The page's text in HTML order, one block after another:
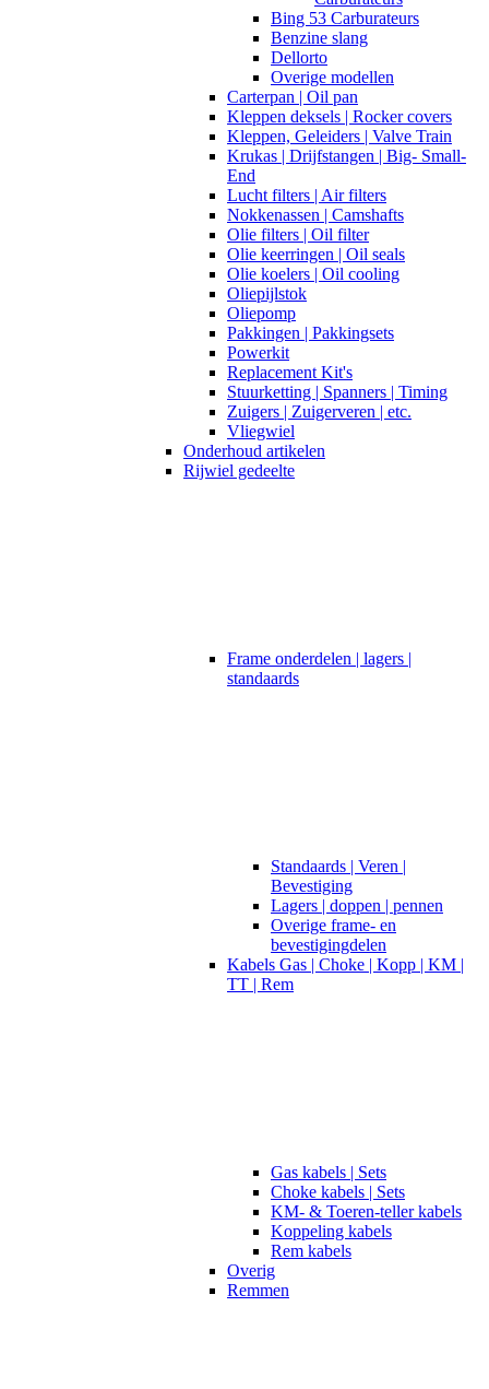
Bing 53 Carburateurs
Benzine slang
Dellorto
Overige modellen
Carterpan | Oil pan
Kleppen deksels | Rocker covers
Kleppen, Geleiders | Valve Train
Krukas | Drijfstangen | Big- Small-
End
Lucht filters | Air filters
Nokkenassen | Camshafts
Olie filters | Oil filter
Olie keerringen | Oil seals
Olie koelers | Oil cooling
Oliepijlstok
Oliepomp
Pakkingen | Pakkingsets
Powerkit
Replacement Kit's
Stuurketting | Spanners | Timing
Zuigers | Zuigerveren | etc.
Vliegwiel
Onderhoud artikelen
Rijwiel gedeelte
Frame onderdelen | lagers |
standaards
Standaards | Veren |
Bevestiging
Lagers | doppen | pennen
Overige frame- en
bevestigingdelen
Kabels Gas | Choke | Kopp | KM |
TT | Rem
Gas kabels | Sets
Choke kabels | Sets
KM- & Toeren-teller kabels
Koppeling kabels
Rem kabels
Overig
Remmen